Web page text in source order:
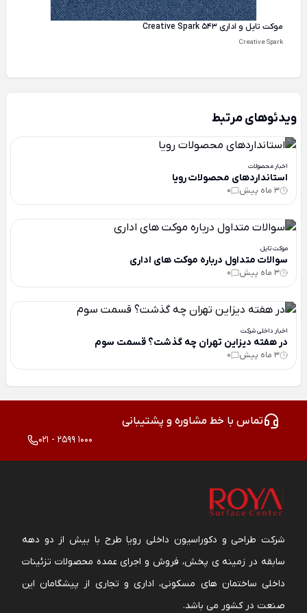
موکت تایل و اداری Creative Spark 543
Creative Spark
ویدئوهای مرتبط
اخبار محصولات
استانداردهای محصولات رویا
3 ماه پیش 0
موکت تایل
سوالات متداول درباره موکت های اداری
3 ماه پیش 0
اخبار داخلی شرکت
در هفته دیزاین تهران چه گذشت؟ قسمت سوم
3 ماه پیش 0
تماس با خط مشاوره و پشتیبانی
021 - 2599 1000
شرکت طراحی و دکوراسیون داخلی رویا طرح با بیش از دو دهه
سابقه در زمینه ی پخش، فروش و اجرای عمده محصولات تزئینات
داخلی ساختمان های مسکونی، اداری و تجاری از پیشگامان این
صنعت در کشور می باشد.